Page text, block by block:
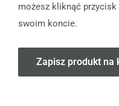
możesz kliknąć
swoim koncie.
Zapisz produkt na